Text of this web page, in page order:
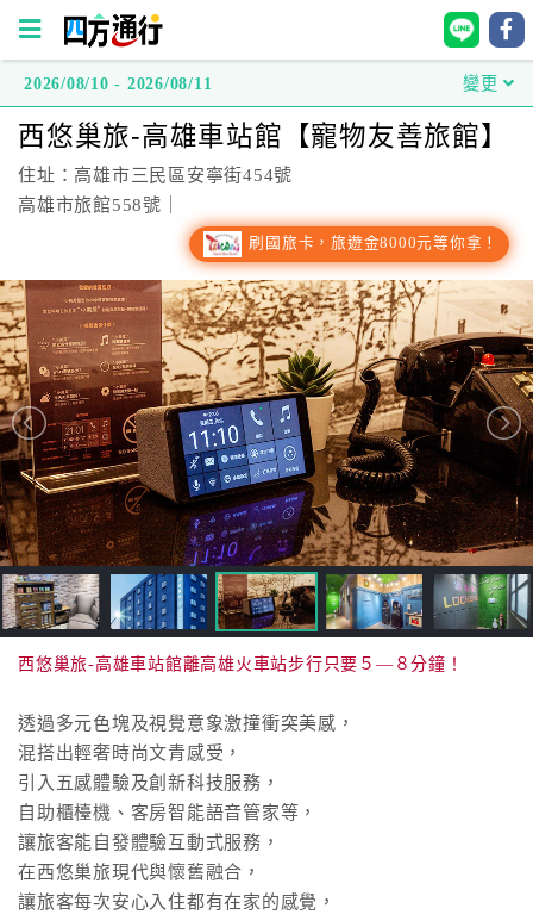
方
通
行
台
灣
訂
房
直
接
跟
飯
店
訂
HOT
特
色
民
宿
2026/08/10 - 2026/08/11 變更
西悠巢旅-高雄車站館【寵物友善旅館】
住址：高雄市三民區安寧街454號
高雄市旅館558號｜
刷國旅卡，旅遊金8000元等你拿！
西悠巢旅-高雄車站館離高雄火車站步行只要５—８分鐘！
透過多元色塊及視覺意象激撞衝突美感，
混搭出輕奢時尚文青感受，
引入五感體驗及創新科技服務，
自助櫃檯機、客房智能語音管家等，
讓旅客能自發體驗互動式服務，
在西悠巢旅現代與懷舊融合，
讓旅客每次安心入住都有在家的感覺，